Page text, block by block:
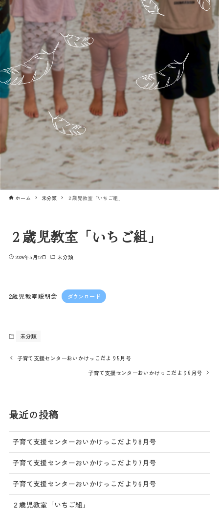
ホーム 未分類 ２歳児教室「いちご組」
２歳児教室「いちご組」
2026年5月12日 未分類
2歳児教室説明会 ダウンロード
未分類
子育て支援センターおいかけっこだより5月号
子育て支援センターおいかけっこだより6月号
最近の投稿
子育て支援センターおいかけっこだより8月号
子育て支援センターおいかけっこだより7月号
子育て支援センターおいかけっこだより6月号
２歳児教室「いちご組」